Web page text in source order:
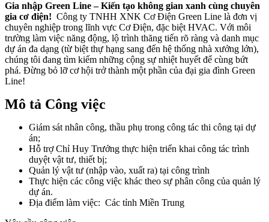
Gia nhập Green Line – Kiến tạo không gian xanh cùng chuyên
gia cơ điện! Công ty TNHH XNK Cơ Điện Green Line là đơn vị
chuyên nghiệp trong lĩnh vực Cơ Điện, đặc biệt HVAC. Với môi
trường làm việc năng động, lộ trình thăng tiến rõ ràng và danh mục
dự án đa dạng (từ biệt thự hạng sang đến hệ thống nhà xưởng lớn),
chúng tôi đang tìm kiếm những cộng sự nhiệt huyết để cùng bứt
phá. Đừng bỏ lỡ cơ hội trở thành một phần của đại gia đình Green
Line!
Mô tả Công việc
Giám sát nhân công, thầu phụ trong công tác thi công tại dự
án;
Hỗ trợ Chỉ Huy Trưởng thực hiện triển khai công tác trình
duyệt vật tư, thiết bị;
Quản lý vật tư (nhập vào, xuất ra) tại công trình
Thực hiện các công việc khác theo sự phân công của quản lý
dự án.
Địa điểm làm việc: Các tỉnh Miền Trung